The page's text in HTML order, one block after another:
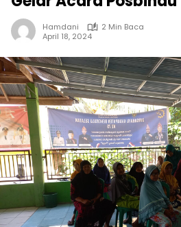
Hamdani
2 Min Baca
April 18, 2024